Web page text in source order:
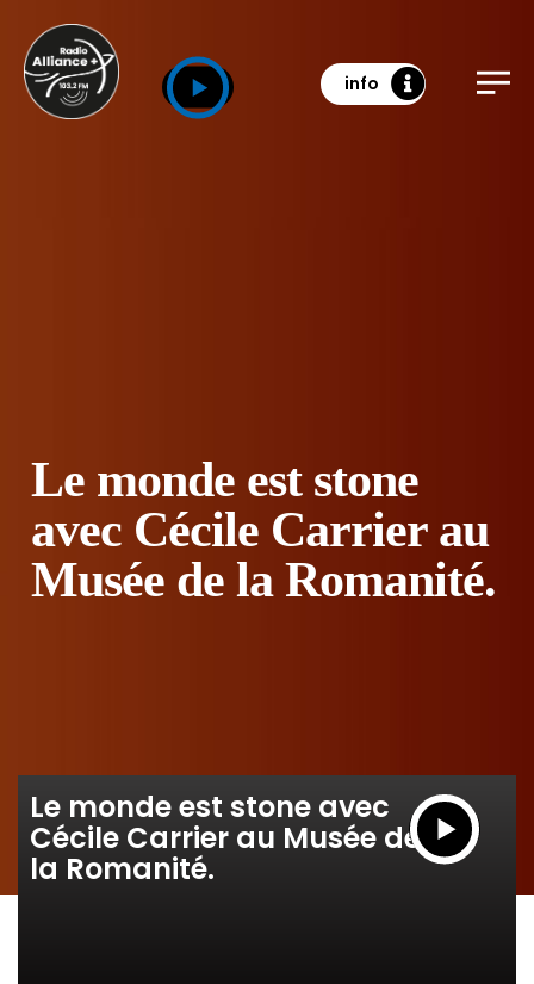
info
Le monde est stone
avec Cécile Carrier au
Musée de la Romanité.
Le monde est stone avec
Cécile Carrier au Musée de
la Romanité.